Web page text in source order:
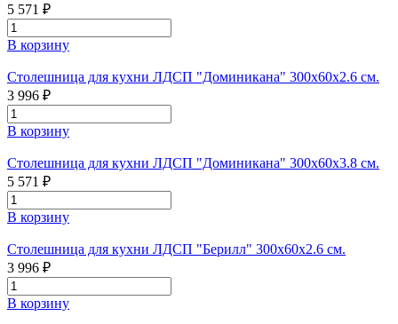
5 571 ₽
В корзину
Столешница для кухни ЛДСП "Доминикана" 300x60x2.6 см.
3 996 ₽
В корзину
Столешница для кухни ЛДСП "Доминикана" 300x60x3.8 см.
5 571 ₽
В корзину
Столешница для кухни ЛДСП "Берилл" 300x60x2.6 см.
3 996 ₽
В корзину